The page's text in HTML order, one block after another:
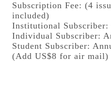
Subscription Fee: (4
included)
Institutional Subscriber:
Individual Subscriber:
Student Subscriber:
(Add US$8 for air mail)